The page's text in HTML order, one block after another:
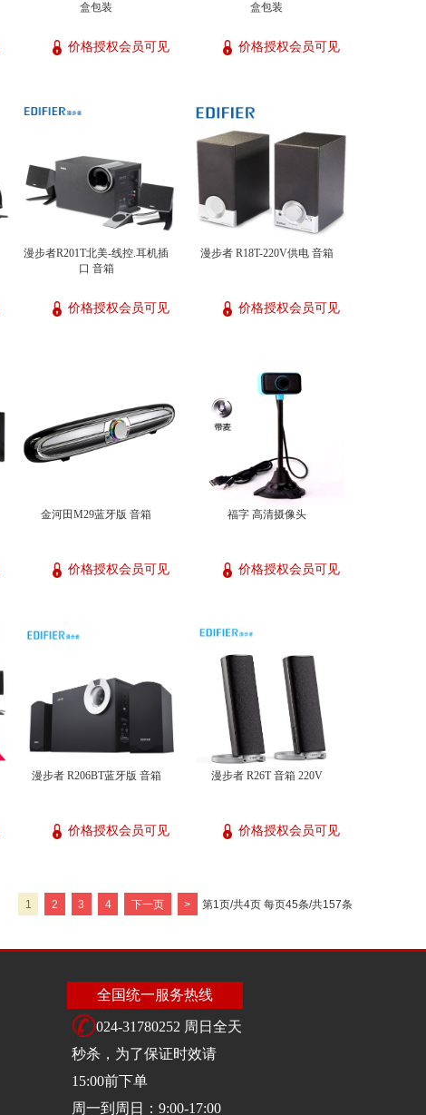
盒包装
价格授权会员可见
盒包装
价格授权会员可见
漫步者R201T北美-线控.耳机插
口 音箱
价格授权会员可见
漫步者 R18T-220V供电 音箱
价格授权会员可见
金河田M29蓝牙版 音箱
价格授权会员可见
福字 高清摄像头
价格授权会员可见
漫步者 R206BT蓝牙版 音箱
价格授权会员可见
漫步者 R26T 音箱 220V
价格授权会员可见
1 2 3 4 下一页 > 第1页/共4页 每页45条/共157条
全国统一服务热线
024-31780252 周日全天
秒杀，为了保证时效请
15:00前下单
周一到周日：9:00-17:00